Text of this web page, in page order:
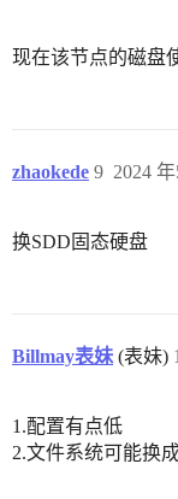
现在该节点的磁盘
zhaokede 2024
9
换SDD固态硬盘
Billmay表妹 (表妹)
1.配置有点低
2.文件系统可能换